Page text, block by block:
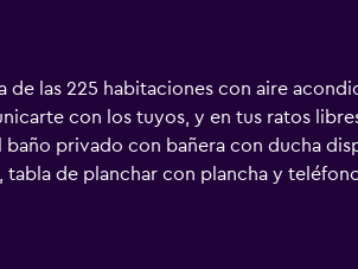
de las 225 habitaciones con aire
con los tuyos, y en tus ratos
baño privado con bañera con ducha
de planchar con plancha y
como acceso a internet por wifi
en las áreas comunes y un